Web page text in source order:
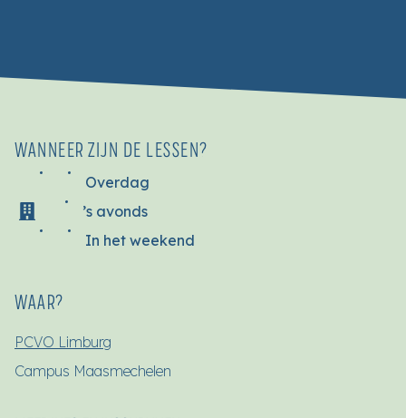
WANNEER ZIJN DE LESSEN?
Overdag
’s avonds
In het weekend
WAAR?
PCVO Limburg
Campus Maasmechelen